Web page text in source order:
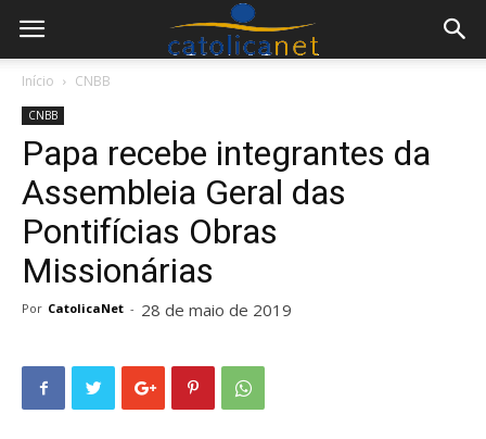
Início CNBB
CNBB
Papa recebe integrantes da
Assembleia Geral das
Pontifícias Obras
Missionárias
Por CatolicaNet - 28 de maio de 2019